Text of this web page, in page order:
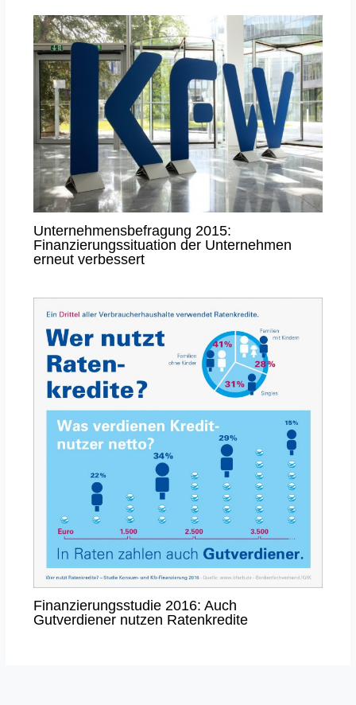
Unternehmensbefragung 2015:
Finanzierungssituation der Unternehmen
erneut verbessert
Finanzierungsstudie 2016: Auch
Gutverdiener nutzen Ratenkredite